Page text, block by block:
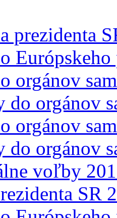
prezidenta
Európskeho
orgánov
do orgánov
orgánov
do orgánov
voľby
SR